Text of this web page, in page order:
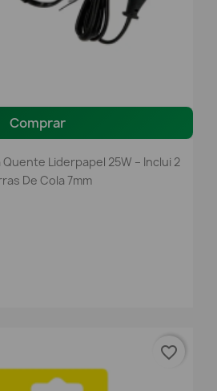
Comprar
Quente Liderpapel 25W – Inclui 2
De Cola 7mm
favorite_border